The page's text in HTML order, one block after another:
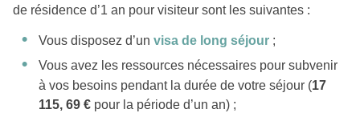
de résidence d’1 an pour visiteur sont les suivantes :
Vous disposez d’un visa de long séjour ;
Vous avez les ressources nécessaires pour subvenir
à vos besoins pendant la durée de votre séjour (17
115, 69 € pour la période d’un an) ;